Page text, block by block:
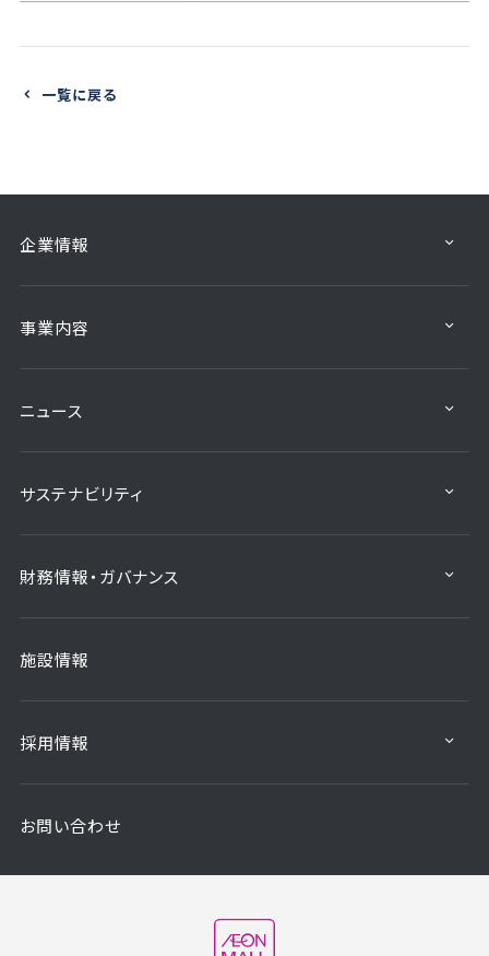
一覧に戻る
企業情報
事業内容
ニュース
サステナビリティ
財務情報・ガバナンス
施設情報
採用情報
お問い合わせ